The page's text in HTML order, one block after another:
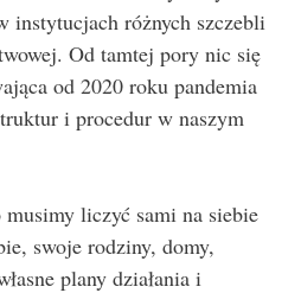
instytucjach różnych szczebli
Od tamtej pory nic się
od 2020 roku pandemia
i procedur w naszym
musimy liczyć sami na siebie
swoje rodziny, domy,
plany działania i